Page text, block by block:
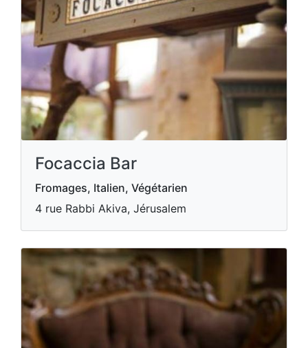
Focaccia Bar
Fromages, Italien, Végétarien
4 rue Rabbi Akiva, Jérusalem